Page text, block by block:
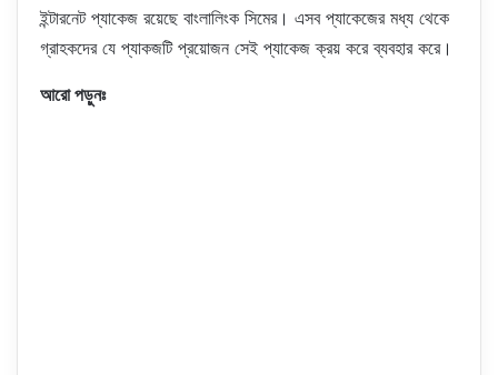
ইন্টারনেট প্যাকেজ রয়েছে বাংলালিংক সিমের। এসব প্যাকেজের মধ্য থেকে
গ্রাহকদের যে প্যাকজটি প্রয়োজন সেই প্যাকেজ ক্রয় করে ব্যবহার করে।
আরো পড়ুনঃ